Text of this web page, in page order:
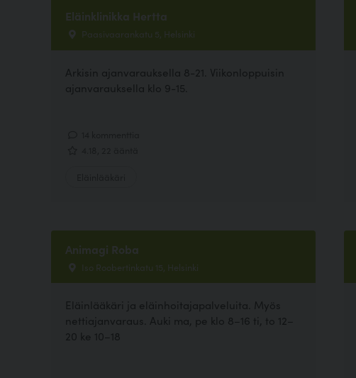
Eläinklinikka Hertta
Paasivaarankatu 5, Helsinki
Arkisin ajanvarauksella 8-21. Viikonloppuisin
ajanvarauksella klo 9-15.
Animagi Roba
Iso Roobertinkatu 15, Helsinki
Eläinlääkäri ja eläinhoitajapalveluita. Myös
nettiajanvaraus. Auki ma, pe klo 8–16 ti, to 12–
20 ke 10–18